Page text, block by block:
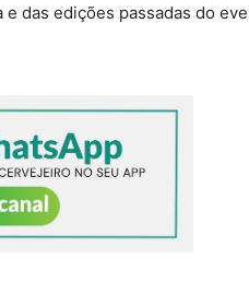
das edições passadas do